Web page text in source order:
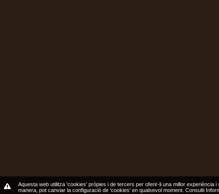
Aquesta web utilitza 'cookies' pròpies i de tercers per oferir-li una millor
manera, pot canviar la configuració de 'cookies' en qualsevol moment. Consulti